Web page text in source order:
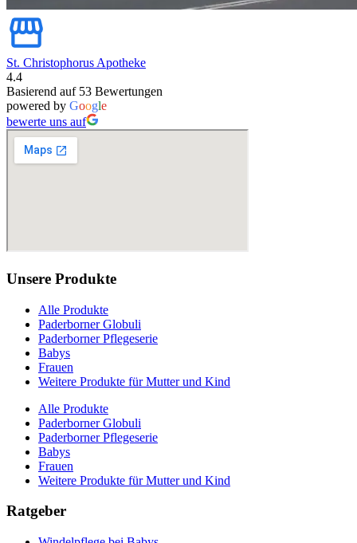
St. Christophorus Apotheke
4.4
Basierend auf 53 Bewertungen
powered by Google
bewerte uns auf
Unsere Produkte
Alle Produkte
Paderborner Globuli
Paderborner Pflegeserie
Babys
Frauen
Weitere Produkte für Mutter und Kind
Alle Produkte
Paderborner Globuli
Paderborner Pflegeserie
Babys
Frauen
Weitere Produkte für Mutter und Kind
Ratgeber